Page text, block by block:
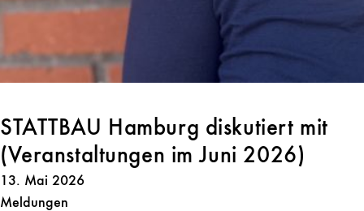
STATTBAU Hamburg diskutiert mit
(Veranstaltungen im Juni 2026)
13. Mai 2026
Meldungen